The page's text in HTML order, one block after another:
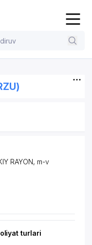
RAYON, m-v
turlari